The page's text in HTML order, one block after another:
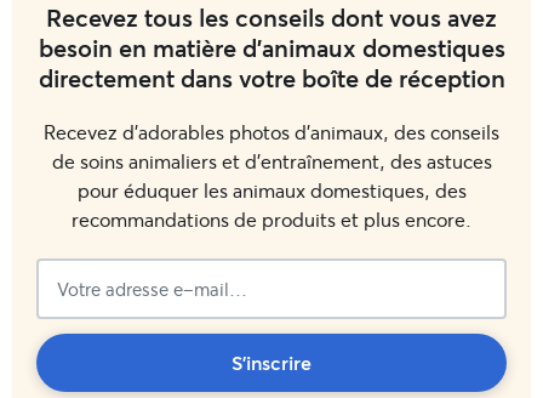
Recevez tous les conseils dont vous avez
besoin en matière d'animaux domestiques
directement dans votre boîte de réception
Recevez d'adorables photos d'animaux, des conseils
de soins animaliers et d'entraînement, des astuces
pour éduquer les animaux domestiques, des
recommandations de produits et plus encore.
S'inscrire
Vous